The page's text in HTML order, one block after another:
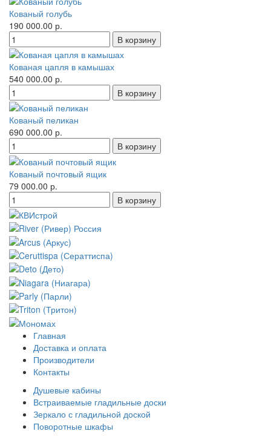
Кованый голубь
190 000.00 р.
Кованая цапля в камышах
540 000.00 р.
Кованый пеликан
690 000.00 р.
Кованый почтовый ящик
79 000.00 р.
Главная
Доставка и оплата
Производители
Контакты
Душевые кабины
Встраиваемые гладильные доски
Зеркало с гладильной доской
Поворотные шкафы